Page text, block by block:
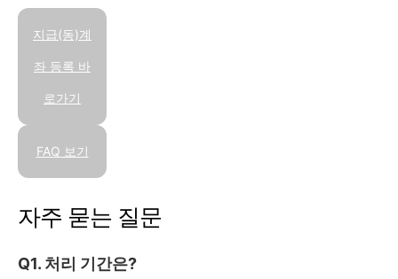
지급(동)계
좌 등록 바
로가기
FAQ 보기
자주 묻는 질문
Q1. 처리 기간은?